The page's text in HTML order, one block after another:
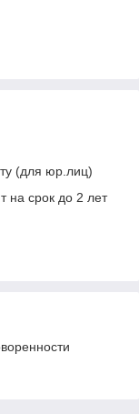
(для юр.лиц)
на срок до 2 лет